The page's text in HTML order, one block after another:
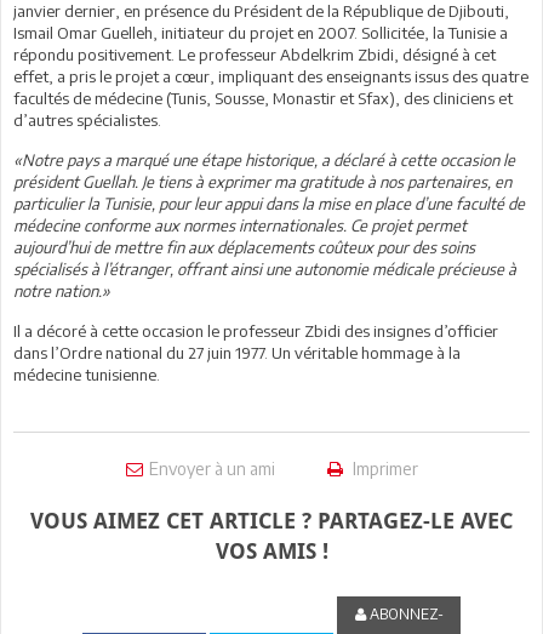
janvier dernier, en présence du Président de la République de Djibouti,
Ismail Omar Guelleh, initiateur du projet en 2007. Sollicitée, la Tunisie a
répondu positivement. Le professeur Abdelkrim Zbidi, désigné à cet
effet, a pris le projet a cœur, impliquant des enseignants issus des quatre
facultés de médecine (Tunis, Sousse, Monastir et Sfax), des cliniciens et
d’autres spécialistes.
«Notre pays a marqué une étape historique, a déclaré à cette occasion le
président Guellah. Je tiens à exprimer ma gratitude à nos partenaires, en
particulier la Tunisie, pour leur appui dans la mise en place d’une faculté de
médecine conforme aux normes internationales. Ce projet permet
aujourd’hui de mettre fin aux déplacements coûteux pour des soins
spécialisés à l’étranger, offrant ainsi une autonomie médicale précieuse à
notre nation.»
Il a décoré à cette occasion le professeur Zbidi des insignes d’officier
dans l’Ordre national du 27 juin 1977. Un véritable hommage à la
médecine tunisienne.
Envoyer à un ami Imprimer
VOUS AIMEZ CET ARTICLE ? PARTAGEZ-LE AVEC
VOS AMIS !
ABONNEZ-